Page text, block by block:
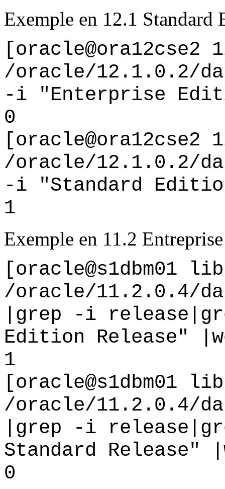
Exemple en 12.1 Standard
/oracle/12.1.0.2/
-i "Enterprise
0
/oracle/12.1.0.2/
-i "Standard
1
Exemple en 11.2
[oracle@s1dbm01
/oracle/11.2.0.4/
|grep -i
Edition Release"
1
[oracle@s1dbm01
/oracle/11.2.0.4/
|grep -i
Standard Release"
0